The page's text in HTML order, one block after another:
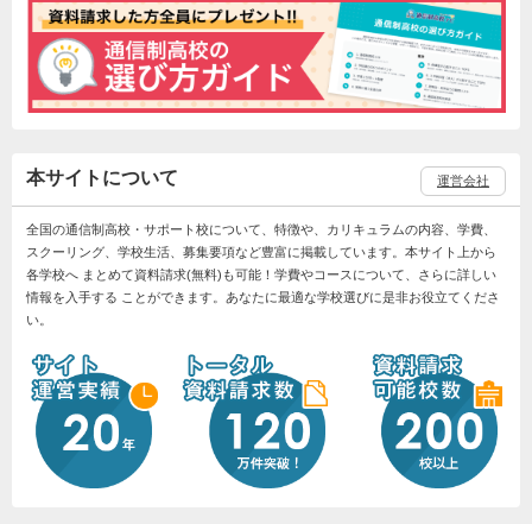
本サイトについて 運営会社
全国の通信制高校・サポート校について、特徴や、カリキュラムの内容、学費、
スクーリング、学校生活、募集要項など豊富に掲載しています。本サイト上から
各学校へ まとめて資料請求(無料)も可能！学費やコースについて、さらに詳しい
情報を入手する ことができます。あなたに最適な学校選びに是非お役立てくださ
い。